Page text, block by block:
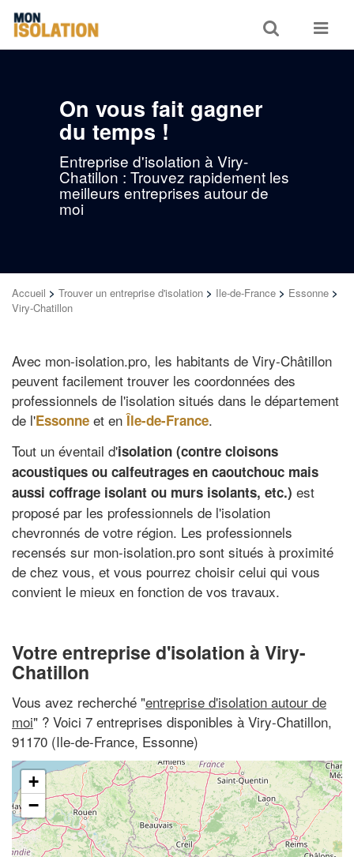
Toggle
search
Toggle
On vous fait gagner
du temps !
Entreprise d'isolation à Viry-
Chatillon : Trouvez rapidement les
meilleurs entreprises autour de
moi
Accueil > Trouver un entreprise d'isolation > Ile-de-France > Essonne >
Viry-Chatillon
Avec mon-isolation.pro, les habitants de Viry-Châtillon
peuvent facilement trouver les coordonnées des
professionnels de l'isolation situés dans le département
de l'Essonne et enÎle-de-France.
Tout un éventail d'isolation (contre cloisons
acoustiques ou calfeutrages en caoutchouc mais
aussi coffrage isolant ou murs isolants, etc.) est
proposé par les professionnels de l'isolation
chevronnés de votre région. Les professionnels
recensés sur mon-isolation.pro sont situés à proximité
de chez vous, et vous pourrez choisir celui qui vous
convient le mieux en fonction de vos travaux.
Votre entreprise d'isolation à Viry-
Chatillon
Vous avez recherché "entreprise d'isolation autour de
moi" ? Voici 7 entreprises disponibles à Viry-Chatillon,
91170 (Ile-de-France, Essonne)
+
−